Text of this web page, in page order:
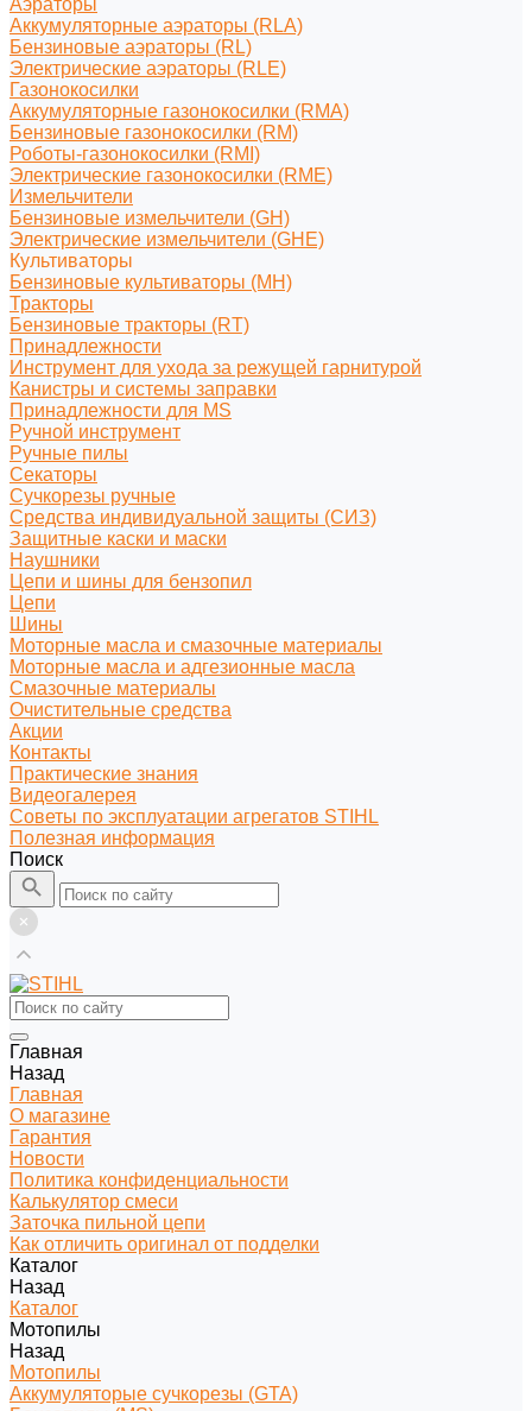
Аэраторы
Аккумуляторные аэраторы (RLA)
Бензиновые аэраторы (RL)
Электрические аэраторы (RLE)
Газонокосилки
Аккумуляторные газонокосилки (RMA)
Бензиновые газонокосилки (RM)
Роботы-газонокосилки (RMI)
Электрические газонокосилки (RME)
Измельчители
Бензиновые измельчители (GH)
Электрические измельчители (GHE)
Культиваторы
Бензиновые культиваторы (MH)
Тракторы
Бензиновые тракторы (RT)
Принадлежности
Инструмент для ухода за режущей гарнитурой
Канистры и системы заправки
Принадлежности для MS
Ручной инструмент
Ручные пилы
Секаторы
Сучкорезы ручные
Средства индивидуальной защиты (СИЗ)
Защитные каски и маски
Наушники
Цепи и шины для бензопил
Цепи
Шины
Моторные масла и смазочные материалы
Моторные масла и адгезионные масла
Смазочные материалы
Очистительные средства
Акции
Контакты
Практические знания
Видеогалерея
Советы по эксплуатации агрегатов STIHL
Полезная информация
Поиск
Главная
Назад
Главная
О магазине
Гарантия
Новости
Политика конфиденциальности
Калькулятор смеси
Заточка пильной цепи
Как отличить оригинал от подделки
Каталог
Назад
Каталог
Мотопилы
Назад
Мотопилы
Аккумуляторые сучкорезы (GTA)